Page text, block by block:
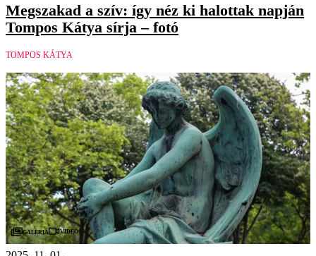
Megszakad a szív: így néz ki halottak napján
Tompos Kátya sírja – fotó
TOMPOS KÁTYA
Galéria Videó